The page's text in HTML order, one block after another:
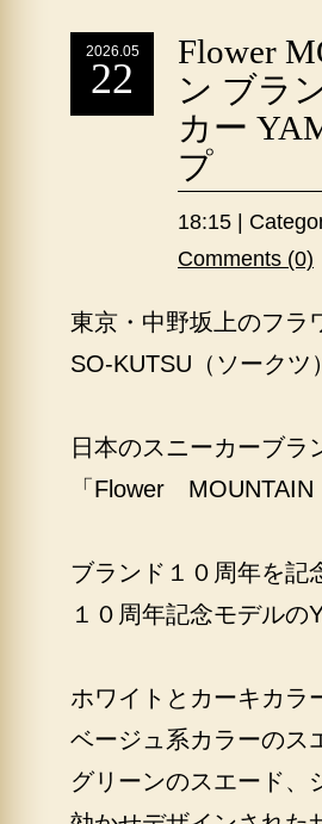
2026.05
22
Flower
ン ブラ
カー
プ
18:15 |
Comments (0)
東京・中野坂上のフラ
SO-KUTSU（ソークツ
日本のスニーカーブラ
「Flower
ブランド１０周年を記
１０周年記念モデルの
ホワイトとカーキカラ
ベージュ系カラーのス
グリーンのスエード、